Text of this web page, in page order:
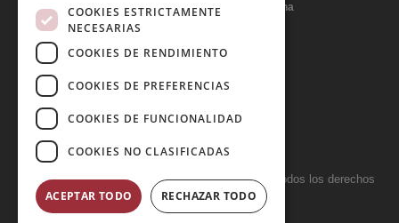
Carrer del Duc, 12 - 08002 Barcelona
Copyright 2026 © LA HORMIGA DE ORO S.L. - Todos los derechos
reservados.
COOKIES ESTRICTAMENTE
NECESARIAS
COOKIES DE RENDIMIENTO
COOKIES DE PREFERENCIAS
COOKIES DE FUNCIONALIDAD
COOKIES NO CLASIFICADAS
ACEPTAR TODO RECHAZAR TODO